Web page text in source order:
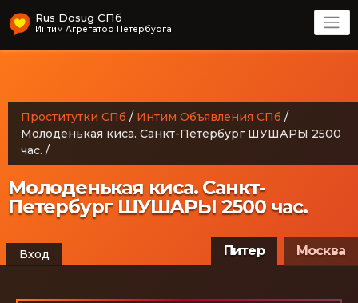
Rus Dosug СПб
Проститутки СПб / Интим Объявления СПб /
Молоденькая киса. Санкт-Петербург ШУШАРЫ 2500
час. /
Молоденькая киса. Санкт-
Петербург ШУШАРЫ 2500 час.
Вход Москва
Питер